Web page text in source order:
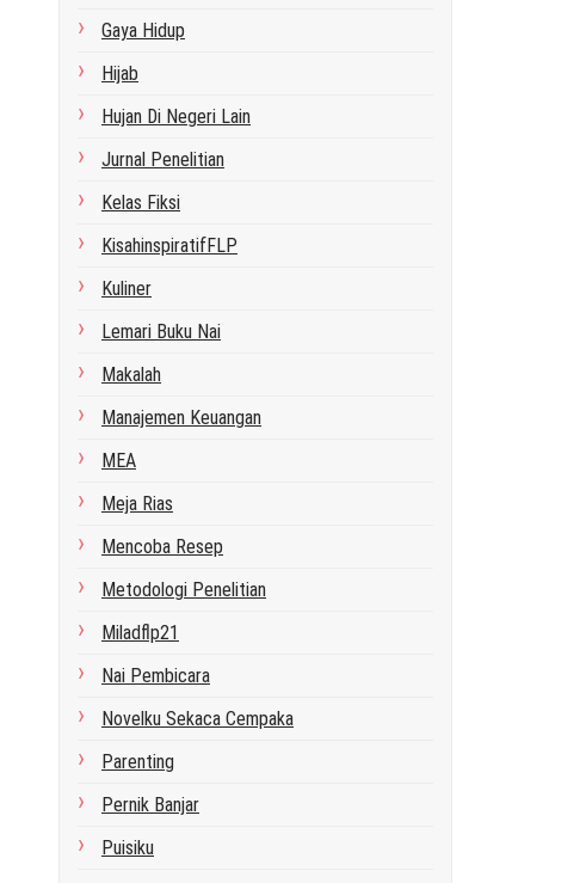
Gaya Hidup
Hijab
Hujan Di Negeri Lain
Jurnal Penelitian
Kelas Fiksi
KisahinspiratifFLP
Kuliner
Lemari Buku Nai
Makalah
Manajemen Keuangan
MEA
Meja Rias
Mencoba Resep
Metodologi Penelitian
Miladflp21
Nai Pembicara
Novelku Sekaca Cempaka
Parenting
Pernik Banjar
Puisiku